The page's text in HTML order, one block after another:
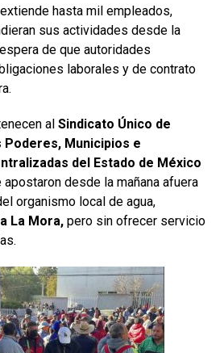
hasta mil empleados,
sus actividades desde la
de que autoridades
laborales y de contrato
al Sindicato Único de
Municipios e
del Estado de México
desde la mañana afuera
organismo local de agua,
La Mora, pero sin ofrecer servicio